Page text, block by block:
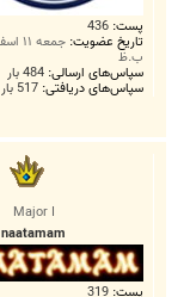
پست: 436
تاریخ عضویت:
ب.ظ
سپاس‌های ارسالی: 484 بار
سپاس‌های دریافتی: 517 بار
Major I
naatamam
پست: 319